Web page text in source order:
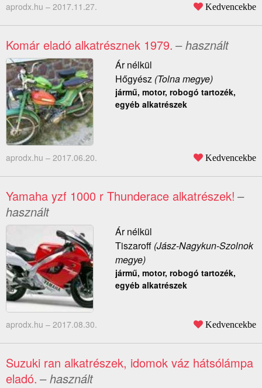
aprodx.hu – 2017.11.27. Kedvencekbe
Komár eladó alkatrésznek 1979. – használt
Ár nélkül
Hőgyész(Tolna megye)
jármű, motor, robogó tartozék,
egyéb alkatrészek
aprodx.hu – 2017.06.20. Kedvencekbe
Yamaha yzf 1000 r Thunderace alkatrészek! –
használt
Ár nélkül
Tiszaroff(Jász-Nagykun-Szolnok
megye)
jármű, motor, robogó tartozék,
egyéb alkatrészek
aprodx.hu – 2017.08.30. Kedvencekbe
Suzuki ran alkatrészek, idomok váz hátsólámpa
eladó. – használt